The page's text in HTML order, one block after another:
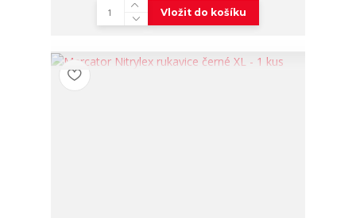
Vložit do košíku